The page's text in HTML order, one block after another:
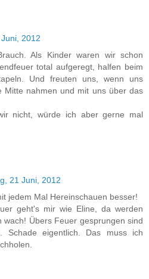
2012
Als Kinder waren wir schon
total aufgeregt, halfen beim
Und freuten uns, wenn uns
Mitte nahmen und mit uns über das
nicht, würde ich aber gerne mal
21 Juni, 2012
jedem Mal Hereinschauen besser!
geht's mir wie Eline, da werden
wach! Übers Feuer gesprungen sind
Schade eigentlich. Das muss ich